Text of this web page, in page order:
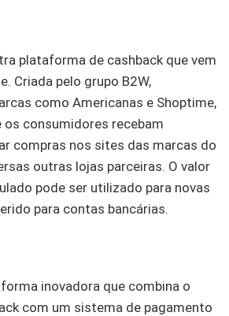
plataforma de cashback que vem
Criada pelo grupo B2W,
como Americanas e Shoptime,
os consumidores recebam
compras nos sites das marcas do
outras lojas parceiras. O valor
pode ser utilizado para novas
para contas bancárias.
inovadora que combina o
com um sistema de pagamento